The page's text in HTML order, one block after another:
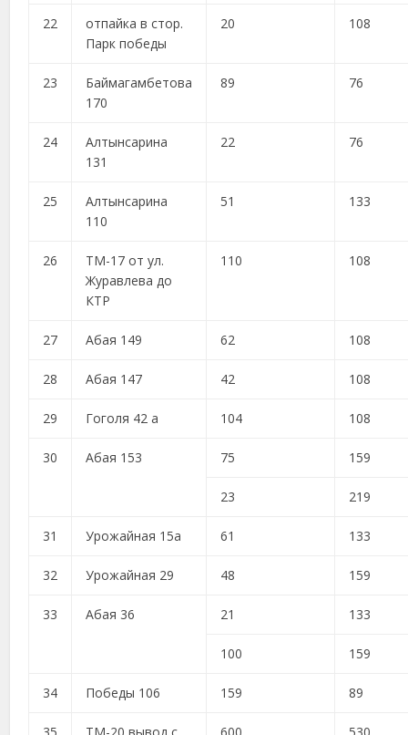
22
отпайка в стор.
Парк победы
20 108
23
Баймагамбетова
170
89 76
24
Алтынсарина
131
22 76
25
Алтынсарина
110
51 133
26
ТМ-17 от ул.
Журавлева до
КТР
110 108
27 Абая 149 62 108
28 Абая 147 42 108
29 Гоголя 42 а 104 108
30 Абая 153 75 159
23 219
31 Урожайная 15а 61 133
32 Урожайная 29 48 159
33 Абая 36 21 133
100 159
34 Победы 106 159 89
35 ТМ-20 вывод с 600 530